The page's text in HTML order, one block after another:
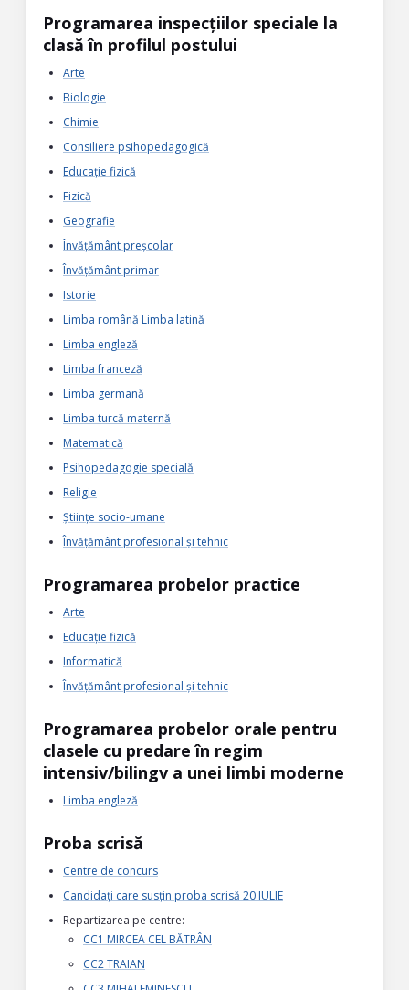
Programarea inspecțiilor speciale la
clasă în profilul postului
Arte
Biologie
Chimie
Consiliere psihopedagogică
Educație fizică
Fizică
Geografie
Învățământ preșcolar
Învățământ primar
Istorie
Limba română Limba latină
Limba engleză
Limba franceză
Limba germană
Limba turcă maternă
Matematică
Psihopedagogie specială
Religie
Științe socio-umane
Învățământ profesional și tehnic
Programarea probelor practice
Arte
Educație fizică
Informatică
Învățământ profesional și tehnic
Programarea probelor orale pentru
clasele cu predare în regim
intensiv/bilingv a unei limbi moderne
Limba engleză
Proba scrisă
Centre de concurs
Candidați care susțin proba scrisă 20 IULIE
Repartizarea pe centre:
CC1 MIRCEA CEL BĂTRÂN
CC2 TRAIAN